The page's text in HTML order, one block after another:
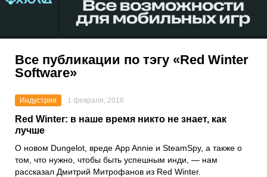
Все публикации по тэгу «Red Winter
Software»
Индустрия 1 февраля, 2016
Red Winter: в наше время никто не знает, как
лучше
О новом Dungelot, вреде App Annie и SteamSpy, а также о
том, что нужно, чтобы быть успешным инди, — нам
рассказал Дмитрий Митрофанов из Red Winter.